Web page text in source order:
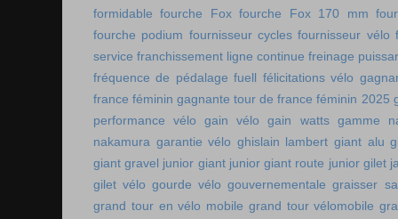
formidable fourche Fox fourche Fox 170 mm
fourche podium fournisseur cycles fournisseur vélo
service franchissement ligne continue freinage
fréquence de pédalage fuell félicitations vélo
france féminin gagnante tour de france féminin 2025
performance vélo
gain vélo gain watts gamme
nakamura garantie vélo ghislain lambert giant alu
giant gravel junior giant junior giant route junior gilet
gilet vélo gourde vélo gouvernementale graisser
grand tour en vélo mobile grand tour vélomobile